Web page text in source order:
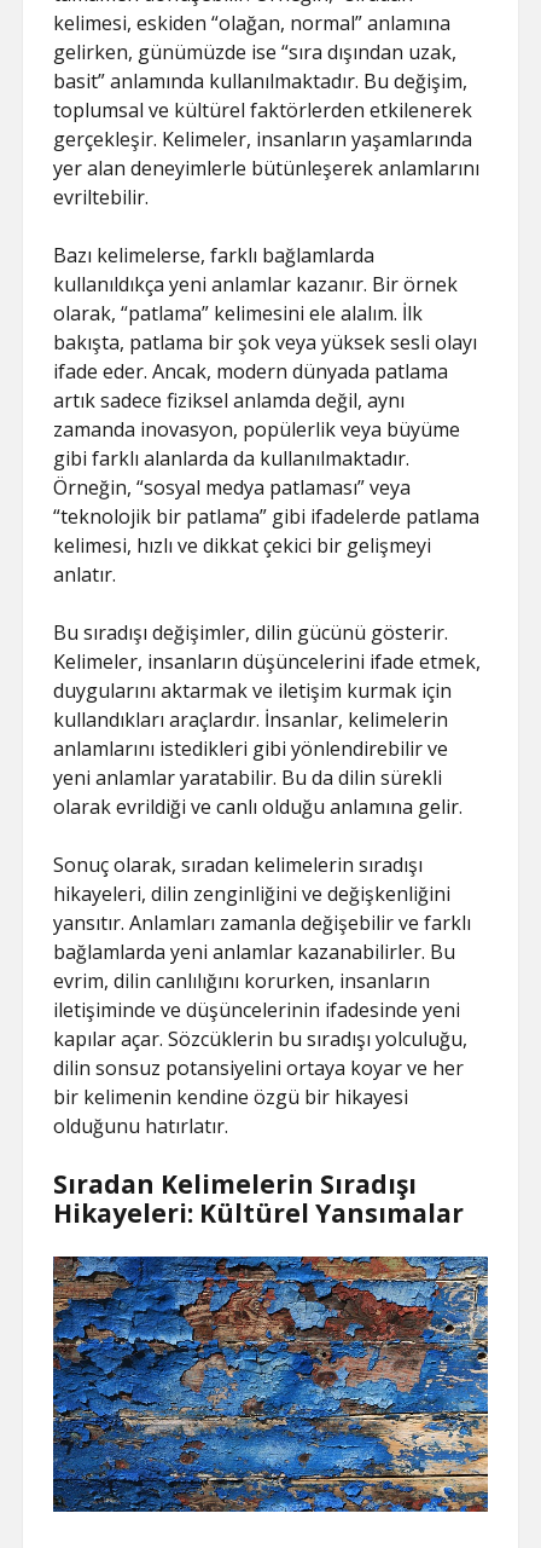
kelimesi, eskiden “olağan, normal” anlamına
gelirken, günümüzde ise “sıra dışından uzak,
basit” anlamında kullanılmaktadır. Bu değişim,
toplumsal ve kültürel faktörlerden etkilenerek
gerçekleşir. Kelimeler, insanların yaşamlarında
yer alan deneyimlerle bütünleşerek anlamlarını
evriltebilir.
Bazı kelimelerse, farklı bağlamlarda
kullanıldıkça yeni anlamlar kazanır. Bir örnek
olarak, “patlama” kelimesini ele alalım. İlk
bakışta, patlama bir şok veya yüksek sesli olayı
ifade eder. Ancak, modern dünyada patlama
artık sadece fiziksel anlamda değil, aynı
zamanda inovasyon, popülerlik veya büyüme
gibi farklı alanlarda da kullanılmaktadır.
Örneğin, “sosyal medya patlaması” veya
“teknolojik bir patlama” gibi ifadelerde patlama
kelimesi, hızlı ve dikkat çekici bir gelişmeyi
anlatır.
Bu sıradışı değişimler, dilin gücünü gösterir.
Kelimeler, insanların düşüncelerini ifade etmek,
duygularını aktarmak ve iletişim kurmak için
kullandıkları araçlardır. İnsanlar, kelimelerin
anlamlarını istedikleri gibi yönlendirebilir ve
yeni anlamlar yaratabilir. Bu da dilin sürekli
olarak evrildiği ve canlı olduğu anlamına gelir.
Sonuç olarak, sıradan kelimelerin sıradışı
hikayeleri, dilin zenginliğini ve değişkenliğini
yansıtır. Anlamları zamanla değişebilir ve farklı
bağlamlarda yeni anlamlar kazanabilirler. Bu
evrim, dilin canlılığını korurken, insanların
iletişiminde ve düşüncelerinin ifadesinde yeni
kapılar açar. Sözcüklerin bu sıradışı yolculuğu,
dilin sonsuz potansiyelini ortaya koyar ve her
bir kelimenin kendine özgü bir hikayesi
olduğunu hatırlatır.
Sıradan Kelimelerin Sıradışı
Hikayeleri: Kültürel Yansımalar